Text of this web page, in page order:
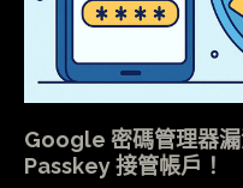
Google 密碼管理器
Passkey 接管帳戶！